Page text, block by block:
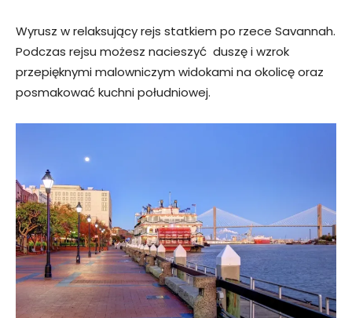
Wyrusz w relaksujący rejs statkiem po rzece Savannah.
Podczas rejsu możesz nacieszyć duszę i wzrok
przepięknymi malowniczym widokami na okolicę oraz
posmakować kuchni południowej.